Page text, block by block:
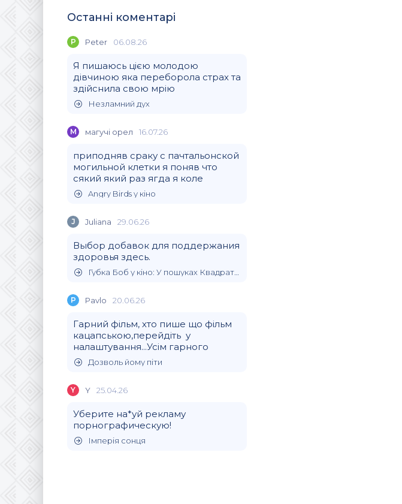
Останні коментарі
P Peter 06.08.26
Я пишаюсь цією молодою
дівчиною яка переборола страх та
здійснила свою мрію
Незламний дух
М магучi орел 16.07.26
приподняв сраку с пачтальонской
могильной клетки я поняв что
сякий який раз ягда я коле
Angry Birds у кіно
J Juliana 29.06.26
Выбор добавок для поддержания
здоровья здесь.
Губка Боб у кіно: У пошуках Квадратних Штанів
P Pavlo 20.06.26
Гарний фільм, хто пише що фільм
кацапською,перейдіть у
налаштування...Усім гарного
Дозволь йому піти
Y Y 25.04.26
Уберите на*уй рекламу
порнографическую!
Імперія сонця